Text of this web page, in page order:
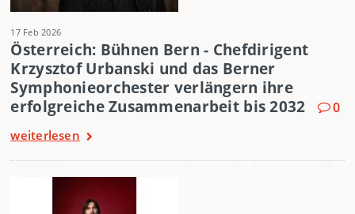
17 Feb 2026
Österreich: Bühnen Bern - Chefdirigent
Krzysztof Urbanski und das Berner
Symphonieorchester verlängern ihre
erfolgreiche Zusammenarbeit bis 2032
0
weiterlesen